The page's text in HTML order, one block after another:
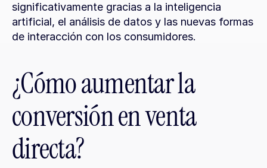
significativamente gracias a la inteligencia
artificial, el análisis de datos y las nuevas formas
de interacción con los consumidores.
¿Cómo aumentar la
conversión en venta
directa?